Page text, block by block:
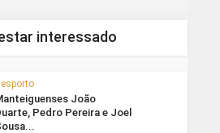
interessado
João
Pedro Pereira e Joel